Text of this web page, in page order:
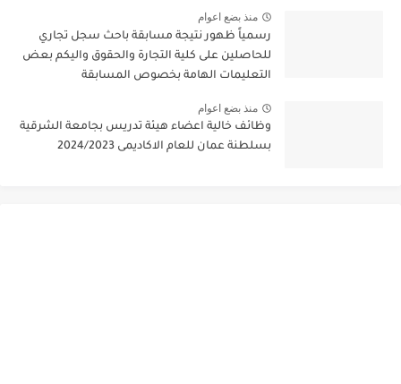
منذ بضع اعوام
رسمياً ظهور نتيجة مسابقة باحث سجل تجاري
للحاصلين على كلية التجارة والحقوق واليكم بعض
التعليمات الهامة بخصوص المسابقة
منذ بضع اعوام
وظائف خالية اعضاء هيئة تدريس بجامعة الشرقية
بسلطنة عمان للعام الاكاديمى 2024/2023